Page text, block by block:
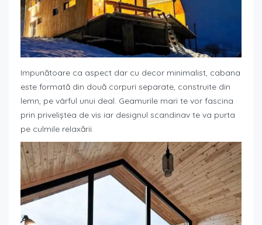
Impunătoare ca aspect dar cu decor minimalist, cabana
este formată din două corpuri separate, construite din
lemn, pe vârful unui deal. Geamurile mari te vor fascina
prin priveliștea de vis iar designul scandinav te va purta
pe culmile relaxării.